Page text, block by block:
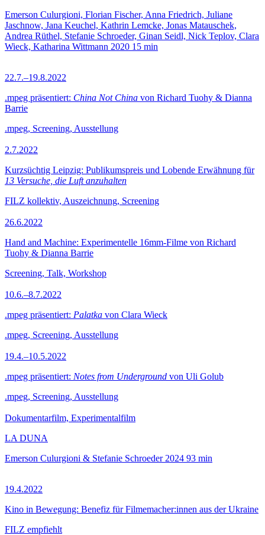
Emerson Culurgioni, Florian Fischer, Anna Friedrich, Juliane
Jaschnow, Jana Keuchel, Kathrin Lemcke, Jonas Matauschek,
Andrea Rüthel, Stefanie Schroeder, Ginan Seidl, Nick Teplov, Clara
Wieck, Katharina Wittmann 2020 15 min
22.7.–19.8.2022
.mpeg präsentiert: China Not China von Richard Tuohy & Dianna
Barrie
.mpeg, Screening, Ausstellung
2.7.2022
Kurzsüchtig Leipzig: Publikumspreis und Lobende Erwähnung für
13 Versuche, die Luft anzuhalten
FILZ kollektiv, Auszeichnung, Screening
26.6.2022
Hand and Machine: Experimentelle 16mm-Filme von Richard
Tuohy & Dianna Barrie
Screening, Talk, Workshop
10.6.–8.7.2022
.mpeg präsentiert: Palatka von Clara Wieck
.mpeg, Screening, Ausstellung
19.4.–10.5.2022
.mpeg präsentiert: Notes from Underground von Uli Golub
.mpeg, Screening, Ausstellung
Dokumentarfilm, Experimentalfilm
LA DUNA
Emerson Culurgioni & Stefanie Schroeder 2024 93 min
19.4.2022
Kino in Bewegung: Benefiz für Filmemacher:innen aus der Ukraine
FILZ empfiehlt